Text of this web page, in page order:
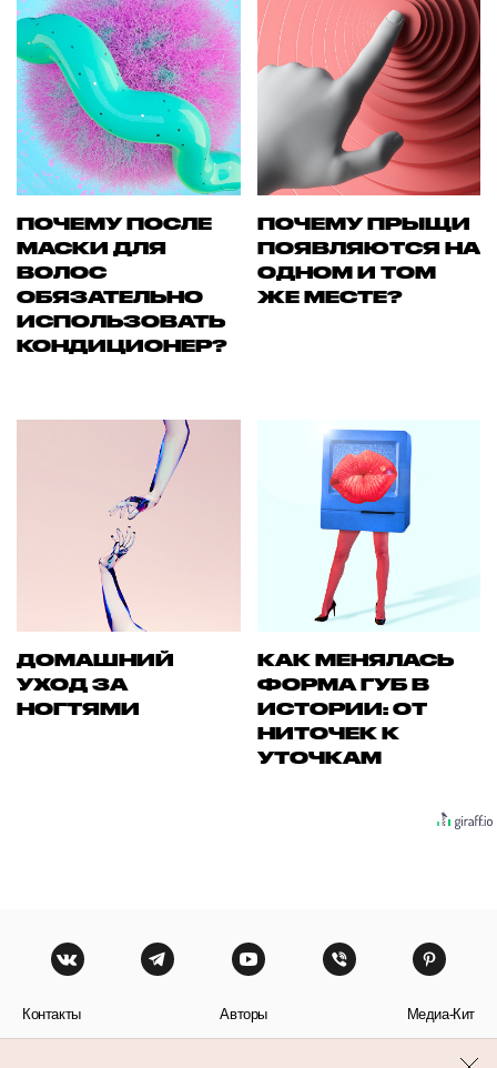
ПОЧЕМУ ПОСЛЕ
МАСКИ ДЛЯ
ВОЛОС
ОБЯЗАТЕЛЬНО
ИСПОЛЬЗОВАТЬ
КОНДИЦИОНЕР?
ПОЧЕМУ ПРЫЩИ
ПОЯВЛЯЮТСЯ НА
ОДНОМ И ТОМ
ЖЕ МЕСТЕ?
ДОМАШНИЙ
УХОД ЗА
НОГТЯМИ
КАК МЕНЯЛАСЬ
ФОРМА ГУБ В
ИСТОРИИ: ОТ
НИТОЧЕК К
УТОЧКАМ
Контакты Авторы Медиа-Кит